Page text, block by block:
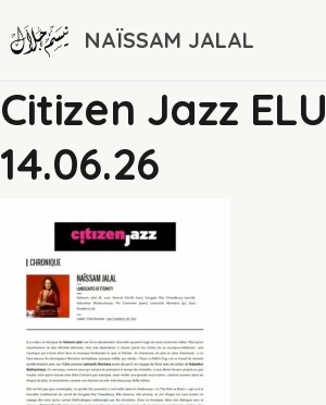
NAÏSSAM JALAL
Citizen Jazz ELU
14.06.26